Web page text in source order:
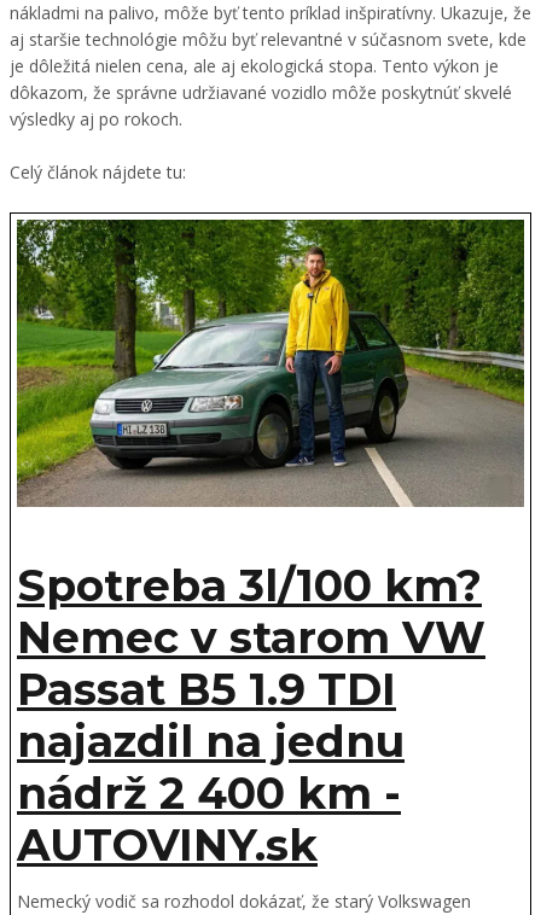
nákladmi na palivo, môže byť tento príklad inšpiratívny. Ukazuje, že
aj staršie technológie môžu byť relevantné v súčasnom svete, kde
je dôležitá nielen cena, ale aj ekologická stopa. Tento výkon je
dôkazom, že správne udržiavané vozidlo môže poskytnúť skvelé
výsledky aj po rokoch.
Celý článok nájdete tu:
Spotreba 3l/100 km?
Nemec v starom VW
Passat B5 1.9 TDI
najazdil na jednu
nádrž 2 400 km -
AUTOVINY.sk
Nemecký vodič sa rozhodol dokázať, že starý Volkswagen